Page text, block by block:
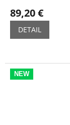
89,20 €
DETAIL
NEW